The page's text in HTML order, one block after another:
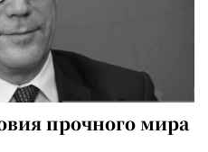
прочного мира